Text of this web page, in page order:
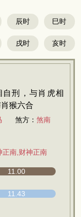
辰时 巳时
戌时 亥时
刑，与肖虎相
猴六合
煞方： 煞南
正南,财神正南
11.00
11.43